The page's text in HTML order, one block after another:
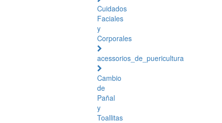
Cuidados
Faciales
y
Corporales
acessorios_de_puericultura
Cambio
de
Pañal
y
Toallitas